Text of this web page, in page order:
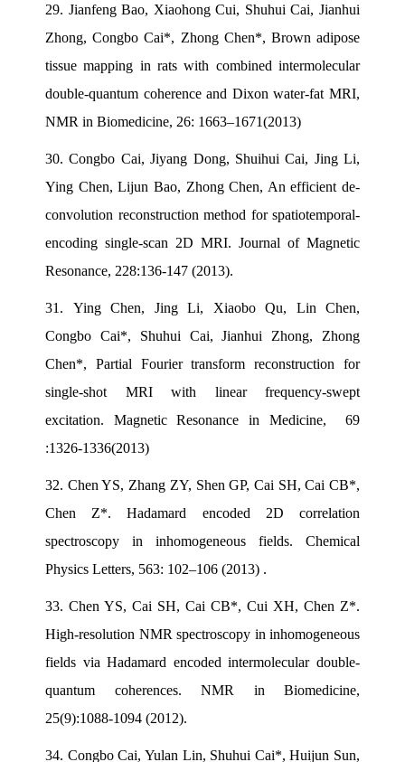
29. Jianfeng Bao, Xiaohong Cui, Shuhui Cai, Jianhui
Zhong, Congbo Cai*, Zhong Chen*, Brown adipose
tissue mapping in rats with combined intermolecular
double-quantum coherence and Dixon water-fat MRI,
NMR in Biomedicine, 26: 1663–1671(2013)
30.Congbo Cai, Jiyang Dong, Shuihui Cai, Jing Li,
Ying Chen, Lijun Bao, Zhong Chen, An efficient de-
convolution reconstruction method for spatiotemporal-
encoding single-scan 2D MRI. Journal of Magnetic
Resonance, 228:136-147 (2013).
31. Ying Chen, Jing Li, Xiaobo Qu, Lin Chen,
Congbo Cai*, Shuhui Cai, Jianhui Zhong, Zhong
Chen*, Partial Fourier transform reconstruction for
single-shot MRI with linear frequency-swept
excitation. Magnetic Resonance in Medicine, 69
:1326-1336(2013)
32. Chen YS, Zhang ZY, Shen GP, Cai SH, Cai CB*,
Chen Z*. Hadamard encoded 2D correlation
spectroscopy in inhomogeneous fields. Chemical
Physics Letters, 563: 102–106 (2013) .
33. Chen YS, Cai SH, Cai CB*, Cui XH, Chen Z*.
High-resolution NMR spectroscopy in inhomogeneous
fields via Hadamard encoded intermolecular double-
quantum coherences. NMR in Biomedicine,
25(9):1088-1094 (2012).
34. Congbo Cai, Yulan Lin, Shuhui Cai*, Huijun Sun,